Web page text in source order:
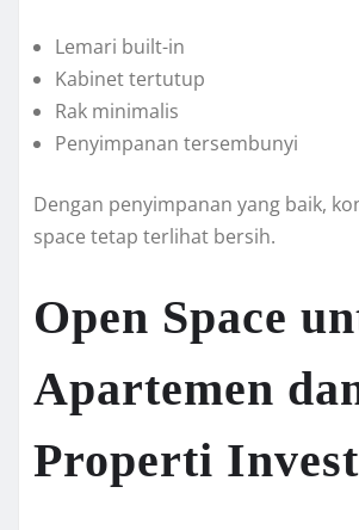
Lemari built-in
Kabinet tertutup
Rak minimalis
Penyimpanan tersembunyi
Dengan penyimpanan yang baik,
space tetap terlihat bersih.
Open Space
Apartemen
Properti